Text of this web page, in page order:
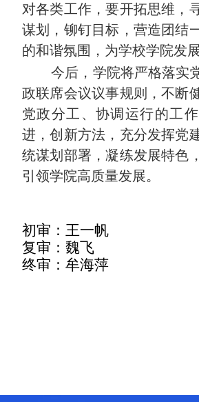
对各类工作，要开拓思维，
谋划，铆钉目标，营造团结
的和谐氛围，为学校学院发
今后，学院将严格落实
政联席会议议事规则，不断
党政分工、协调运行的工
进，创新方法，充分发挥党
统谋划部署，凝练发展特色
引领学院高质量发展。
初审：王一帆
复审：魏飞
终审：牟海萍